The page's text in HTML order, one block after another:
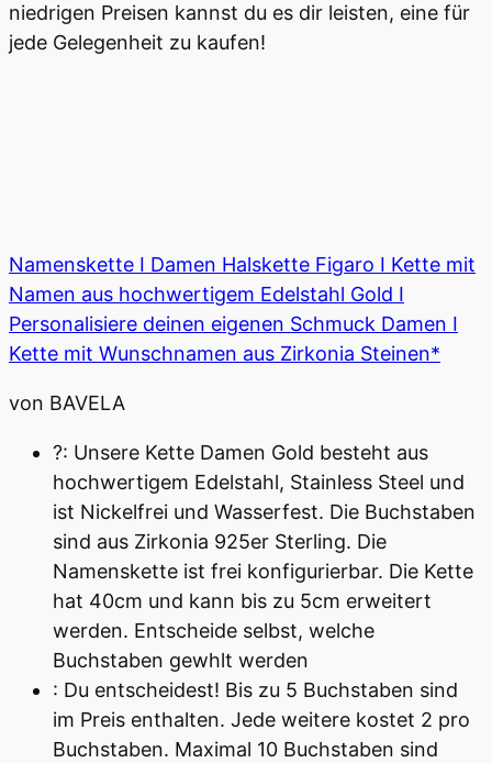
niedrigen Preisen kannst du es dir leisten, eine für
jede Gelegenheit zu kaufen!
Namenskette I Damen Halskette Figaro I Kette mit
Namen aus hochwertigem Edelstahl Gold I
Personalisiere deinen eigenen Schmuck Damen I
Kette mit Wunschnamen aus Zirkonia Steinen*
von BAVELA
?: Unsere Kette Damen Gold besteht aus
hochwertigem Edelstahl, Stainless Steel und
ist Nickelfrei und Wasserfest. Die Buchstaben
sind aus Zirkonia 925er Sterling. Die
Namenskette ist frei konfigurierbar. Die Kette
hat 40cm und kann bis zu 5cm erweitert
werden. Entscheide selbst, welche
Buchstaben gewhlt werden
: Du entscheidest! Bis zu 5 Buchstaben sind
im Preis enthalten. Jede weitere kostet 2 pro
Buchstaben. Maximal 10 Buchstaben sind